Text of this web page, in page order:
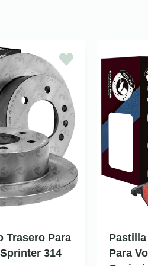
Trasero Para
314
Para